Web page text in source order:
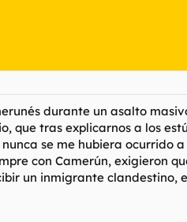
durante un asalto
que tras explicarnos a los
se me hubiera ocurrido
con Camerún, exigieron
un inmigrante clandestino,